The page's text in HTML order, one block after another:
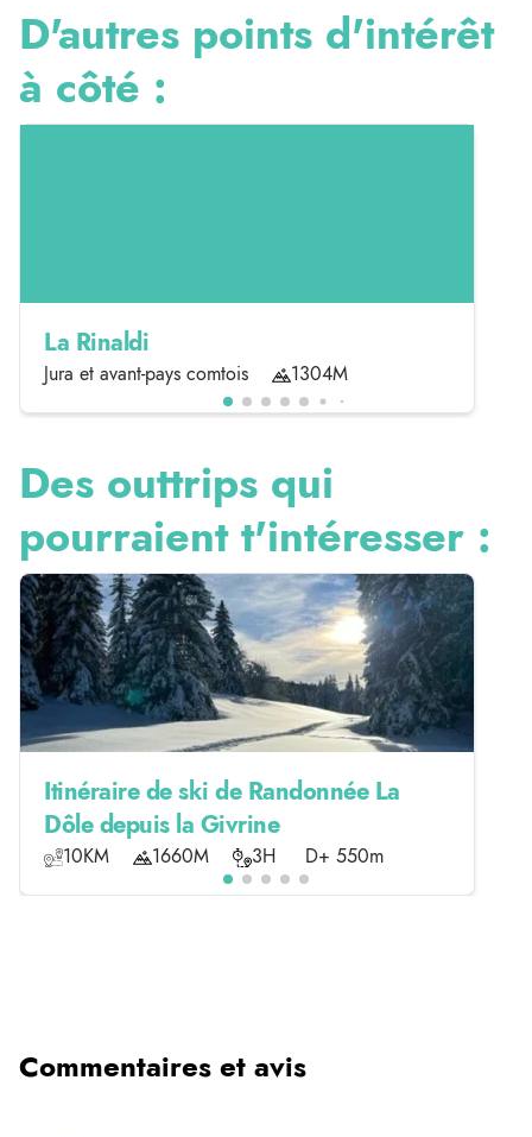
D'autres points d'intérêt
à côté :
La Rinaldi
Jura et avant-pays comtois 1304M
Des outtrips qui
pourraient t'intéresser :
Itinéraire de ski de Randonnée La
Dôle depuis la Givrine
10KM 1660M 3H D+ 550m
Commentaires et avis